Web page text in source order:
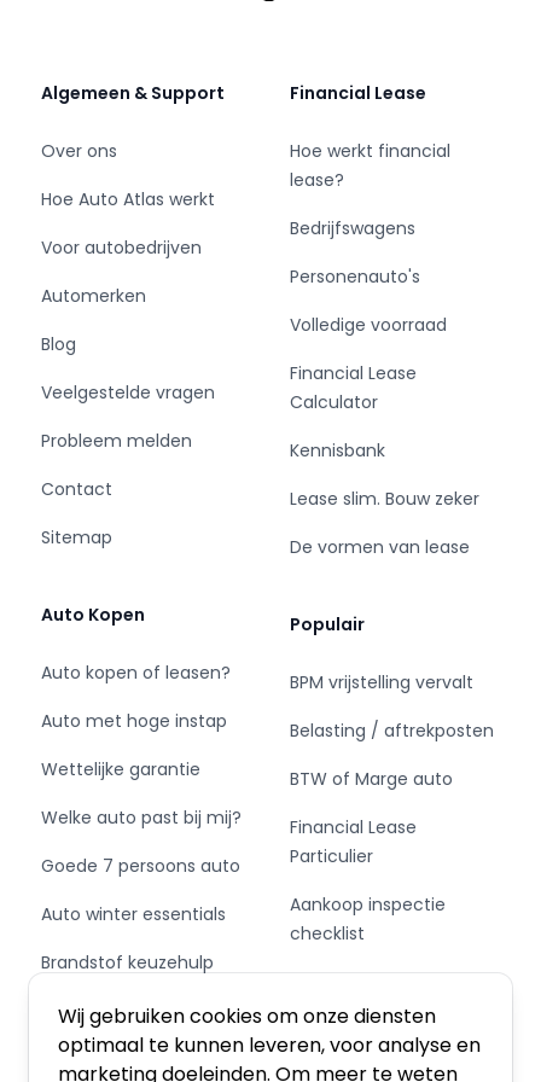
Wij gebruiken cookies om onze diensten
optimaal te kunnen leveren, voor analyse en
marketing doeleinden. Om meer te weten
20 minuten;
uur;
• Brussel: Via de E314 rijd je ongeveer 2 uur;
• Hasselt: Via Nood Zuid Verbinding rijd je
ongeveer 1 uur en 15 min.
Meer informatie? Bezoek BAS World online!
Algemeen & Support
Over ons
Hoe Auto Atlas werkt
Voor autobedrijven
Automerken
Blog
Veelgestelde vragen
Probleem melden
Contact
Sitemap
Auto Kopen
Auto kopen of leasen?
Auto met hoge instap
Wettelijke garantie
Welke auto past bij mij?
Goede 7 persoons auto
Auto winter essentials
Brandstof keuzehulp
Schakel of automaat?
Financial Lease
Hoe werkt financial
lease?
Bedrijfswagens
Personenauto's
Volledige voorraad
Financial Lease
Calculator
Kennisbank
Lease slim. Bouw zeker
De vormen van lease
Populair
BPM vrijstelling vervalt
Belasting / aftrekposten
BTW of Marge auto
Financial Lease
Particulier
Aankoop inspectie
checklist
Private Leasen,
Financieren of Kopen?